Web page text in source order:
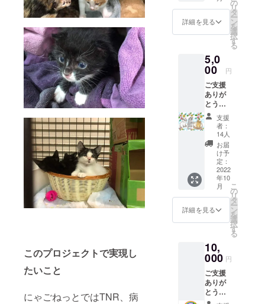
このプロジェクトで実現し
たいこと
にゃごねっとではTNR、病
ねっと」を
上げまし
にゃごねっ
TNR、病気
猫のケア、
保護猫里親
会、啓蒙活
動を行って
ルをさ
せて頂
きま
す。 賛
でイラ
スト
レー
ター
Yumyさ
んによ
る南国
catsイ
ラスト
の原画
デー
ター1点
メール
にてお
送りし
ます。
イラス
ア、資
金造成
の場合
商用可
能で
す。
詳細を見る
の
リ
タ
ー
ン
を
選
択
す
る
5,0
00 円
ご支援
ありが
とうご
ざいま
す。 集
めた資
金を適
切に使
用した
ご報告
とお礼
のメー
ルをさ
せて頂
きま
す。 賛
でイラ
スト
レー
ター
Yumyさ
んによ
支援
者：
14人
お届
け予
定：
2022
年10
月
詳細を見る
こ
の
リ
タ
ー
ン
を
選
択
す
る
10,
000 円
ご支援
ありが
とうご
ざいま